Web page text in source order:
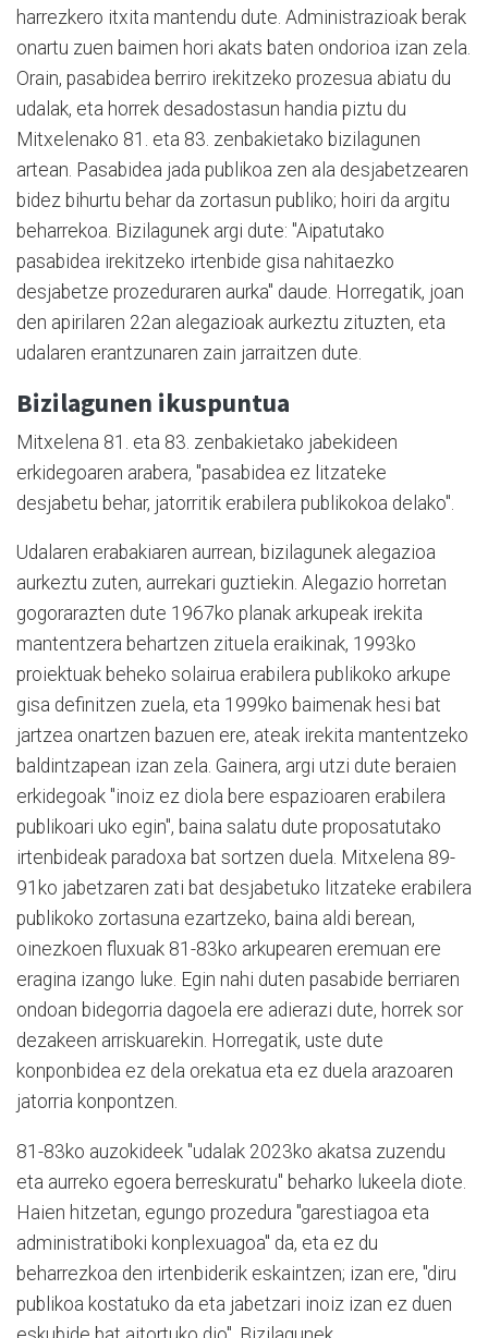
harrezkero itxita mantendu dute. Administrazioak berak
onartu zuen baimen hori akats baten ondorioa izan zela.
Orain, pasabidea berriro irekitzeko prozesua abiatu du
udalak, eta horrek desadostasun handia piztu du
Mitxelenako 81. eta 83. zenbakietako bizilagunen
artean. Pasabidea jada publikoa zen ala desjabetzearen
bidez bihurtu behar da zortasun publiko; hoiri da argitu
beharrekoa. Bizilagunek argi dute: "Aipatutako
pasabidea irekitzeko irtenbide gisa nahitaezko
desjabetze prozeduraren aurka" daude. Horregatik, joan
den apirilaren 22an alegazioak aurkeztu zituzten, eta
udalaren erantzunaren zain jarraitzen dute.
Bizilagunen ikuspuntua
Mitxelena 81. eta 83. zenbakietako jabekideen
erkidegoaren arabera, "pasabidea ez litzateke
desjabetu behar, jatorritik erabilera publikokoa delako".
Udalaren erabakiaren aurrean, bizilagunek alegazioa
aurkeztu zuten, aurrekari guztiekin. Alegazio horretan
gogorarazten dute 1967ko planak arkupeak irekita
mantentzera behartzen zituela eraikinak, 1993ko
proiektuak beheko solairua erabilera publikoko arkupe
gisa definitzen zuela, eta 1999ko baimenak hesi bat
jartzea onartzen bazuen ere, ateak irekita mantentzeko
baldintzapean izan zela. Gainera, argi utzi dute beraien
erkidegoak "inoiz ez diola bere espazioaren erabilera
publikoari uko egin", baina salatu dute proposatutako
irtenbideak paradoxa bat sortzen duela. Mitxelena 89-
91ko jabetzaren zati bat desjabetuko litzateke erabilera
publikoko zortasuna ezartzeko, baina aldi berean,
oinezkoen fluxuak 81-83ko arkupearen eremuan ere
eragina izango luke. Egin nahi duten pasabide berriaren
ondoan bidegorria dagoela ere adierazi dute, horrek sor
dezakeen arriskuarekin. Horregatik, uste dute
konponbidea ez dela orekatua eta ez duela arazoaren
jatorria konpontzen.
81-83ko auzokideek "udalak 2023ko akatsa zuzendu
eta aurreko egoera berreskuratu" beharko lukeela diote.
Haien hitzetan, egungo prozedura "garestiagoa eta
administratiboki konplexuagoa" da, eta ez du
beharrezkoa den irtenbiderik eskaintzen; izan ere, "diru
publikoa kostatuko da eta jabetzari inoiz izan ez duen